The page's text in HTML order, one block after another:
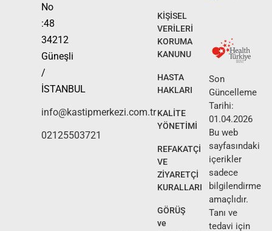
No
:48
34212
Güneşli
/
İSTANBUL
info@kastipmerkezi.com.tr
02125503721
KİŞİSEL
VERİLERİ
KORUMA
KANUNU
HASTA
HAKLARI
KALİTE
YÖNETİMİ
REFAKATÇİ
VE
ZİYARETÇİ
KURALLARI
GÖRÜŞ
ve
Son
Güncelleme
Tarihi:
01.04.2026
Bu web
sayfasındaki
içerikler
sadece
bilgilendirme
amaçlıdır.
Tanı ve
tedavi için